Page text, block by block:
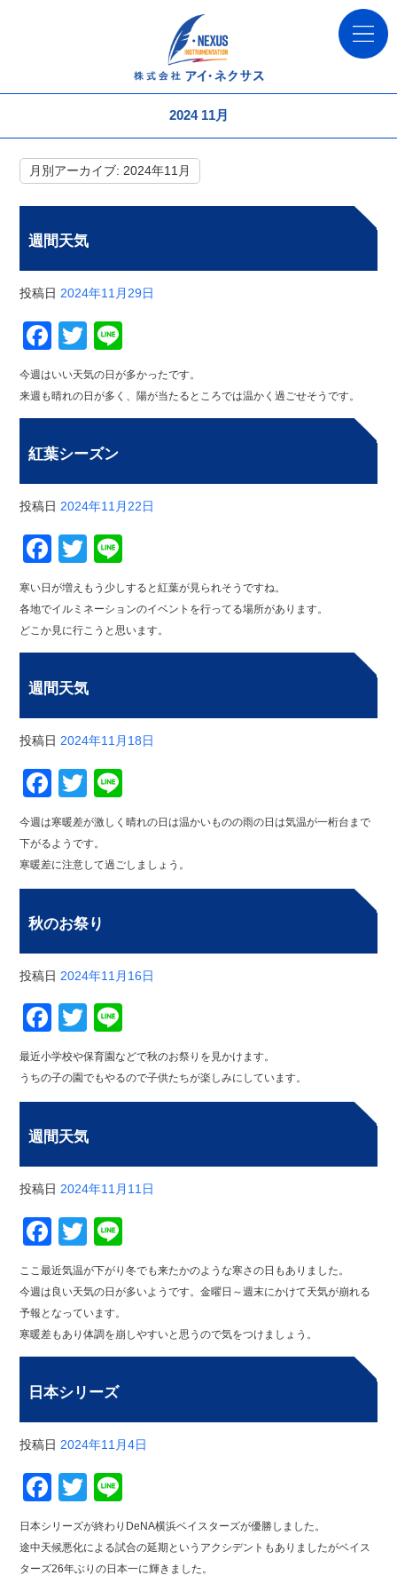
2024 11月
月別アーカイブ: 2024年11月
週間天気
投稿日 2024年11月29日
Facebook
Twitter
今週はいい天気の日が多かったです。
来週も晴れの日が多く、陽が当たるところでは温かく過ごせそうです。
紅葉シーズン
投稿日 2024年11月22日
Facebook
Twitter
寒い日が増えもう少しすると紅葉が見られそうですね。
各地でイルミネーションのイベントを行ってる場所があります。
どこか見に行こうと思います。
週間天気
投稿日 2024年11月18日
Facebook
Twitter
今週は寒暖差が激しく晴れの日は温かいものの雨の日は気温が一桁台まで
下がるようです。
寒暖差に注意して過ごしましょう。
秋のお祭り
投稿日 2024年11月16日
Facebook
Twitter
最近小学校や保育園などで秋のお祭りを見かけます。
うちの子の園でもやるので子供たちが楽しみにしています。
週間天気
投稿日 2024年11月11日
Facebook
Twitter
ここ最近気温が下がり冬でも来たかのような寒さの日もありました。
今週は良い天気の日が多いようです。金曜日～週末にかけて天気が崩れる
予報となっています。
寒暖差もあり体調を崩しやすいと思うので気をつけましょう。
日本シリーズ
投稿日 2024年11月4日
Facebook
Twitter
日本シリーズが終わりDeNA横浜ベイスターズが優勝しました。
途中天候悪化による試合の延期というアクシデントもありましたがベイス
ターズ26年ぶりの日本一に輝きました。